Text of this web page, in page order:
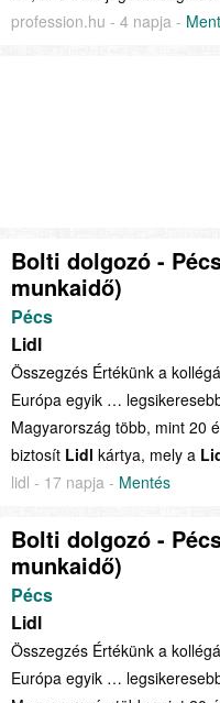
profession.hu - 4 napja -
Bolti dolgozó -
munkaidő)
Pécs
Lidl
Összegzés Értékünk a
Európa egyik …
Magyarország több, mint 20
biztosít Lidl kártya, mely a
lidl - 17 napja - Mentés
Bolti dolgozó -
munkaidő)
Pécs
Lidl
Összegzés Értékünk a
Európa egyik …